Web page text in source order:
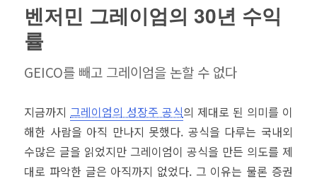
폴
부
경
팔
로
우
벤저민 그레이엄의 30년 수익
률
GEICO를 빼고 그레이엄을 논할 수 없다
지금까지 그레이엄의 성장주 공식의 제대로 된 의미를 이
해한 사람을 아직 만나지 못했다. 공식을 다루는 국내외
수많은 글을 읽었지만 그레이엄이 공식을 만든 의도를 제
대로 파악한 글은 아직까지 없었다. 그 이유는 물론 증권